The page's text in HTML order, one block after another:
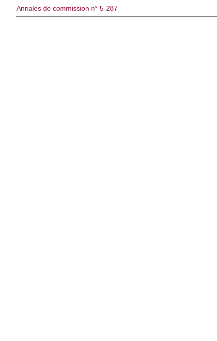
Annales de commission n° 5-287